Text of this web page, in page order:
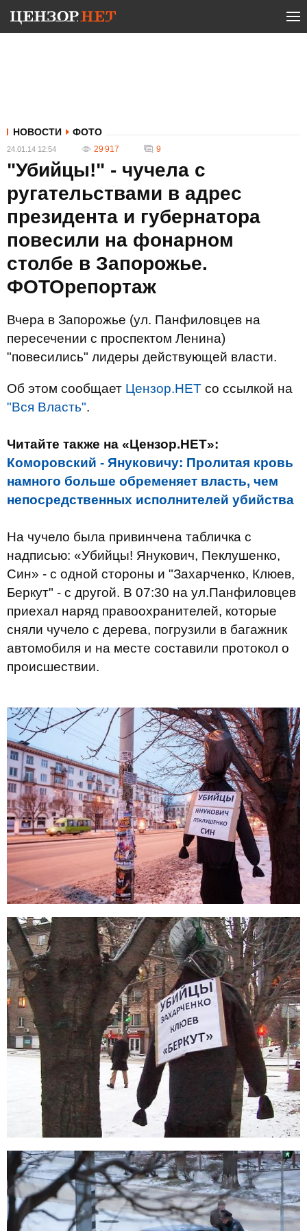
НОВОСТИ ФОТО
24.01.14 12:54 29 917 9
"Убийцы!" - чучела с
ругательствами в адрес
президента и губернатора
повесили на фонарном
столбе в Запорожье.
ФОТОрепортаж
Вчера в Запорожье (ул. Панфиловцев на
пересечении с проспектом Ленина)
"повесились" лидеры действующей власти.
Об этом сообщает Цензор.НЕТ со ссылкой на
"Вся Власть".
Читайте также на «Цензор.НЕТ»:
Коморовский - Януковичу: Пролитая кровь
намного больше обременяет власть, чем
непосредственных исполнителей убийства
На чучело была привинчена табличка с
надписью: «Убийцы! Янукович, Пеклушенко,
Син» - с одной стороны и "Захарченко, Клюев,
Беркут" - с другой. В 07:30 на ул.Панфиловцев
приехал наряд правоохранителей, которые
сняли чучело с дерева, погрузили в багажник
автомобиля и на месте составили протокол о
происшествии.